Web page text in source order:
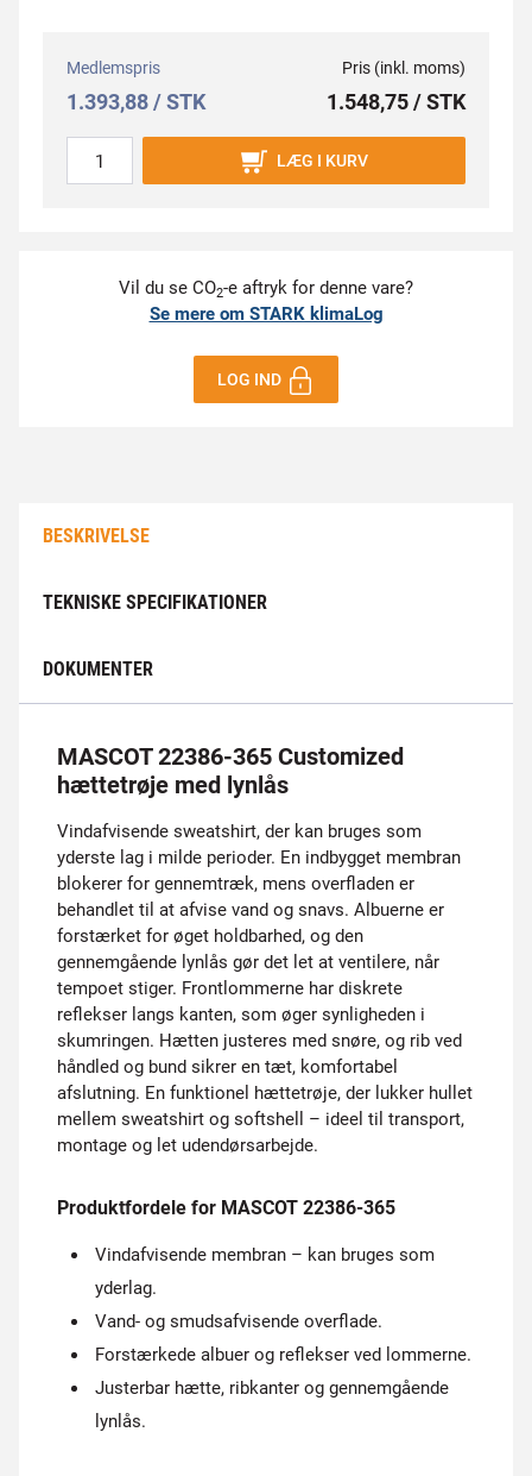
Medlemspris
1.393,88 / STK
Pris (inkl. moms)
1.548,75 / STK
LÆG I KURV
Vil du se CO2-e aftryk for denne vare?
Se mere om STARK klimaLog
LOG IND
BESKRIVELSE
TEKNISKE SPECIFIKATIONER
DOKUMENTER
MASCOT 22386-365 Customized
hættetrøje med lynlås
Vindafvisende sweatshirt, der kan bruges som
yderste lag i milde perioder. En indbygget membran
blokerer for gennemtræk, mens overfladen er
behandlet til at afvise vand og snavs. Albuerne er
forstærket for øget holdbarhed, og den
gennemgående lynlås gør det let at ventilere, når
tempoet stiger. Frontlommerne har diskrete
reflekser langs kanten, som øger synligheden i
skumringen. Hætten justeres med snøre, og rib ved
håndled og bund sikrer en tæt, komfortabel
afslutning. En funktionel hættetrøje, der lukker hullet
mellem sweatshirt og softshell – ideel til transport,
montage og let udendørsarbejde.
Produktfordele for MASCOT 22386-365
Vindafvisende membran – kan bruges som
yderlag.
Vand- og smudsafvisende overflade.
Forstærkede albuer og reflekser ved lommerne.
Justerbar hætte, ribkanter og gennemgående
lynlås.